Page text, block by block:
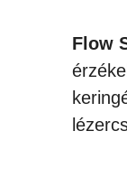
Flow